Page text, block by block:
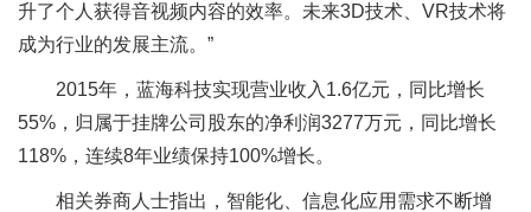
升了个人获得音视频内容的效率。未来3D技术、VR技术将
成为行业的发展主流。”
2015年，蓝海科技实现营业收入1.6亿元，同比增长
55%，归属于挂牌公司股东的净利润3277万元，同比增长
118%，连续8年业绩保持100%增长。
相关券商人士指出，智能化、信息化应用需求不断增